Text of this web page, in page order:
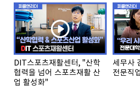
DIT스포츠재활센터, "산학
협력을 넘어 스포츠재활 산
업 활성화"
세무사
전문직